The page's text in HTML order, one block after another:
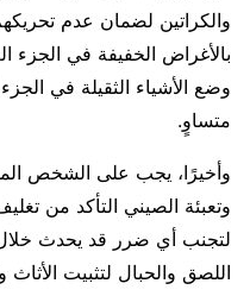
والكراتين لضمان عدم
بالأغراض الخفيفة في الجزء
وضع الأشياء الثقيلة في
متساوٍ.
وأخيرًا، يجب على الشخص
وتعبئة الصيني التأكد من
لتجنب أي ضرر قد يحدث
اللصق والحبال لتثبيت